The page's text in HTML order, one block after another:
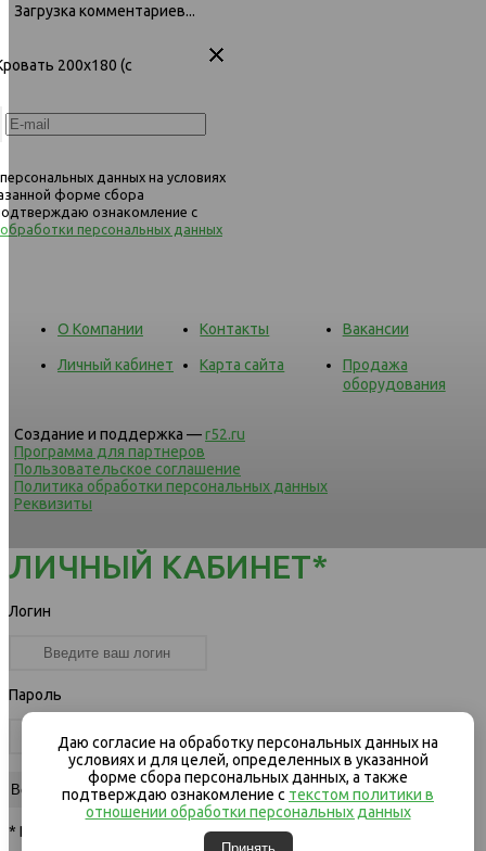
Загрузка комментариев...
200х180 (с
данных на условиях
форме сбора
ознакомление с
персональных данных
О Компании Контакты Вакансии
Личный кабинет Карта сайта
Продажа
оборудования
Создание и поддержка —r52.ru
Программа для партнеров
Пользовательское соглашение
Политика обработки персональных данных
Реквизиты
ЛИЧНЫЙ КАБИНЕТ*
Логин
Пароль
* Вход для клиентов компании
Даю согласие на обработку персональных данных на
условиях и для целей, определенных в указанной
форме сбора персональных данных, а также
подтверждаю ознакомление с текстом политики в
отношении обработки персональных данных